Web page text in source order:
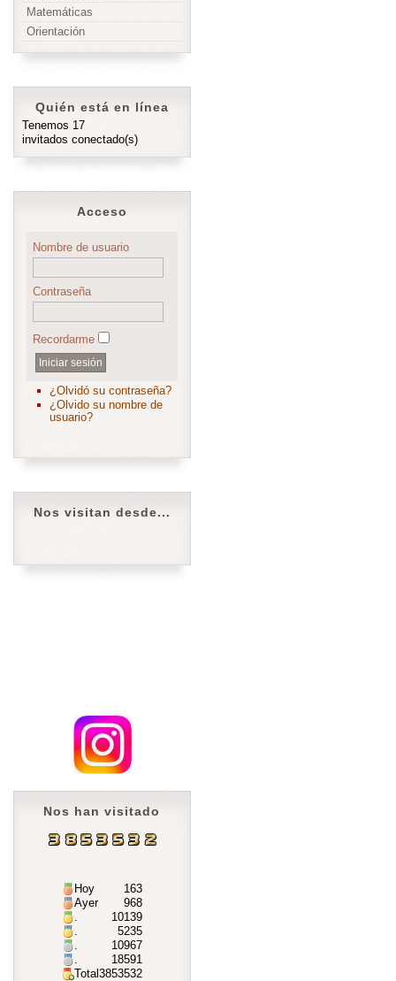
Matemáticas
Orientación
Quién está en línea
Tenemos 17
invitados conectado(s)
Acceso
Nombre de usuario
Contraseña
Recordarme
¿Olvidó su contraseña?
¿Olvido su nombre de
usuario?
Nos visitan desde...
Nos han visitado
Hoy
163
Ayer
968
.
10139
.
5235
.
10967
.
18591
Total3853532